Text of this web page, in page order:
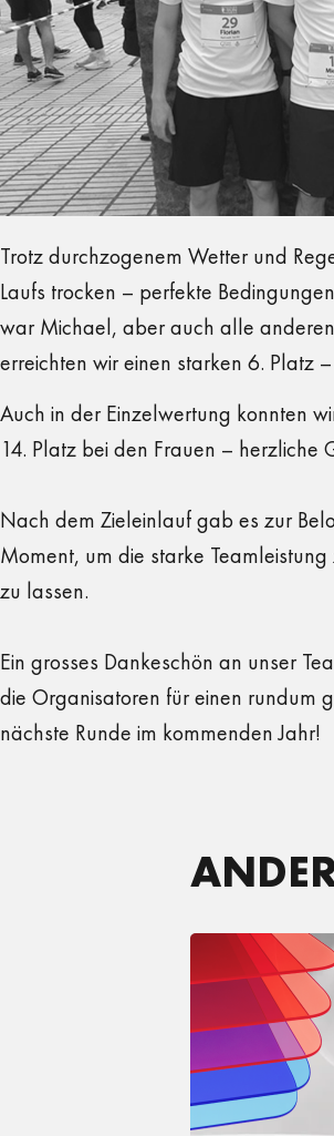
Trotz durchzogenem Wetter und
Laufs trocken – perfekte
war Michael, aber auch alle
erreichten wir einen starken 6. Platz
Auch in der Einzelwertung konnten
14. Platz bei den Frauen – herzliche
Nach dem Zieleinlauf gab es zur
Moment, um die starke
zu lassen.
Ein grosses Dankeschön an unser
die Organisatoren für einen rundum
nächste Runde im kommenden Jahr!